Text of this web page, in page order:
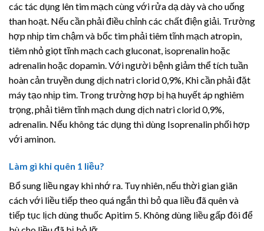
các tác dụng lên tim mạch cùng với rửa dạ dày và cho uống
than hoạt. Nếu cần phải điều chỉnh các chất điện giải. Trường
hợp nhịp tim chậm và bốc tim phải tiêm tĩnh mạch atropin,
tiêm nhỏ giọt tĩnh mạch cach gluconat, isoprenalin hoặc
adrenalin hoặc dopamin. Với người bệnh giảm thể tích tuần
hoàn cản truyền dung dịch natri clorid 0,9%, Khi cần phải đặt
máy tạo nhịp tim. Trong trường hợp bị hạ huyết áp nghiêm
trọng, phải tiêm tĩnh mạch dung dịch natri clorid 0,9%,
adrenalin. Nếu không tác dụng thì dùng Isoprenalin phối hợp
với aminon.
Làm gì khi quên 1 liều?
Bổ sung liều ngay khi nhớ ra. Tuy nhiên, nếu thời gian giãn
cách với liều tiếp theo quá ngắn thì bỏ qua liều đã quên và
tiếp tục lịch dùng thuốc Apitim 5. Không dùng liều gấp đôi để